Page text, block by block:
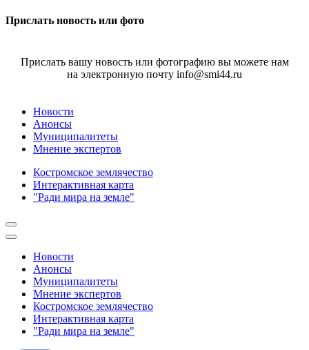
Прислать новость или фото
Прислать вашу новость или фотографию вы можете нам
на электронную почту info@smi44.ru
Новости
Анонсы
Муниципалитеты
Мнение экспертов
Костромское землячество
Интерактивная карта
"Ради мира на земле"
Новости
Анонсы
Муниципалитеты
Мнение экспертов
Костромское землячество
Интерактивная карта
"Ради мира на земле"